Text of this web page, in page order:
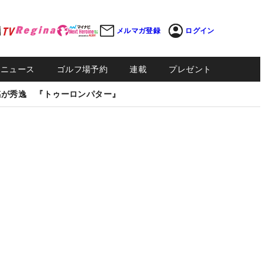
メルマガ登録 ログイン
ュース ゴルフ場予約 連載 プレゼント
秀逸 『トゥーロンパター』